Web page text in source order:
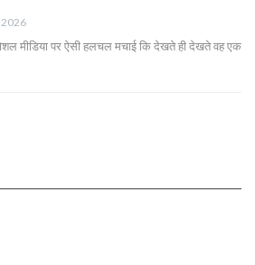
2026
मीडिया पर ऐसी हलचल मचाई कि देखते ही देखते वह एक